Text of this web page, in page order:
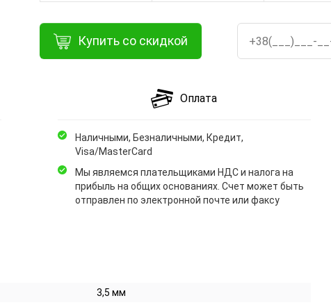
Купить со скидкой
Оплата
Наличными, Безналичными, Кредит,
Visa/MasterCard
Мы являемся плательщиками НДС и налога на
прибыль на общих основаниях. Счет может быть
отправлен по электронной почте или факсу
3,5 мм